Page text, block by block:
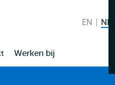
taal
EN English
NL
Werken bij